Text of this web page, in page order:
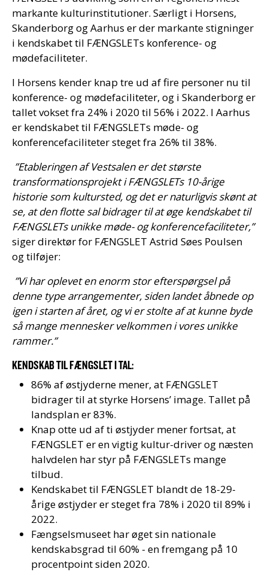
markante kulturinstitutioner. Særligt i Horsens,
Skanderborg og Aarhus er der markante stigninger
i kendskabet til FÆNGSLETs konference- og
mødefaciliteter.
I Horsens kender knap tre ud af fire personer nu til
konference- og mødefaciliteter, og i Skanderborg er
tallet vokset fra 24% i 2020 til 56% i 2022. I Aarhus
er kendskabet til FÆNGSLETs møde- og
konferencefaciliteter steget fra 26% til 38%.
”Etableringen af Vestsalen er det største
transformationsprojekt i FÆNGSLETs 10-årige
historie som kultursted, og det er naturligvis skønt at
se, at den flotte sal bidrager til at øge kendskabet til
FÆNGSLETs unikke møde- og konferencefaciliteter,”
siger direktør for FÆNGSLET Astrid Søes Poulsen
og tilføjer:
”Vi har oplevet en enorm stor efterspørgsel på
denne type arrangementer, siden landet åbnede op
igen i starten af året, og vi er stolte af at kunne byde
så mange mennesker velkommen i vores unikke
rammer.”
KENDSKAB TIL FÆNGSLET I TAL:
86% af østjyderne mener, at FÆNGSLET
bidrager til at styrke Horsens’ image. Tallet på
landsplan er 83%.
Knap otte ud af ti østjyder mener fortsat, at
FÆNGSLET er en vigtig kultur-driver og næsten
halvdelen har styr på FÆNGSLETs mange
tilbud.
Kendskabet til FÆNGSLET blandt de 18-29-
årige østjyder er steget fra 78% i 2020 til 89% i
2022.
Fængselsmuseet har øget sin nationale
kendskabsgrad til 60% - en fremgang på 10
procentpoint siden 2020.